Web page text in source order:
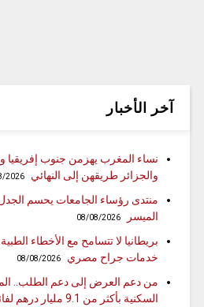
آخر الأخبار
نساء المغرب يهزمن جنوب إفريقيا
والجزائر طريقهن إلى النهائي
2026
منتدى رؤساء الجامعات يحسم
الميسر
08/08/2026
بريطانيا لا تتسامح مع الأخطاء
خدمات جراح مصري
08/08/2026
من دعم العرض إلى دعم الطلب..
السكنية بأكثر من 9.1 مليار درهم لفائدة الأسر